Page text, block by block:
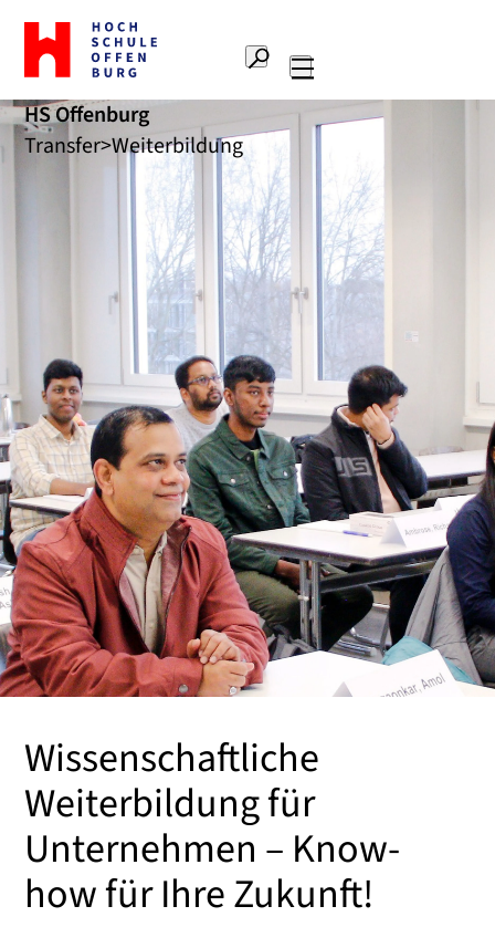
Zur
Startseite
Hochschule
Offenburg
Suche
Hauptnavigation
HS Offenburg
Transfer Weiterbildung
Wissenschaftliche
Weiterbildung für
Unternehmen – Know-
how für Ihre Zukunft!